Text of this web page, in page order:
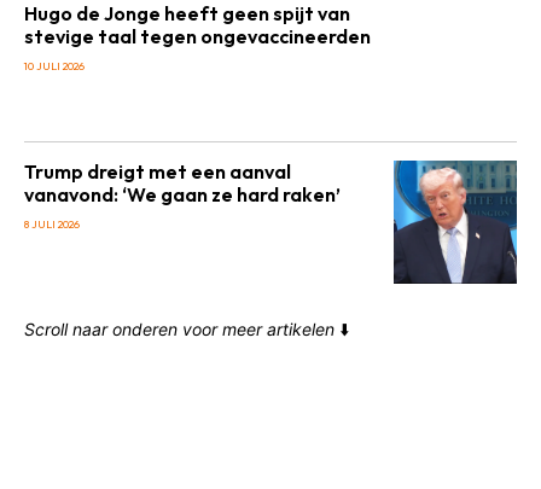
Hugo de Jonge heeft geen spijt van
stevige taal tegen ongevaccineerden
10 JULI 2026
Trump dreigt met een aanval
vanavond: ‘We gaan ze hard raken’
8 JULI 2026
Scroll naar onderen voor meer artikelen ⬇️